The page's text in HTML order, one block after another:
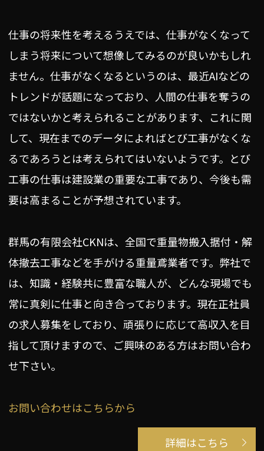
仕事の将来性を考えるうえでは、仕事がなくなって
しまう将来について想像してみるのが良いかもしれ
ません。仕事がなくなるというのは、最近AIなどの
トレンドが話題になっており、人間の仕事を奪うの
ではないかと考えられることがあります、これに関
して、現在までのデータによればとび工事がなくな
るであろうとは考えられてはいないようです。とび
工事の仕事は建設業の重要な工事であり、今後も需
要は高まることが予想されています。
群馬の有限会社CKNは、全国で重量物搬入据付・解
体撤去工事などを手がける重量鳶業者です。弊社で
は、知識・経験共に豊富な職人が、どんな現場でも
常に真剣に仕事と向き合っております。現在正社員
の求人募集をしており、頑張りに応じて高収入を目
指して頂けますので、ご興味のある方はお問い合わ
せ下さい。
お問い合わせはこちらから
詳細はこちら